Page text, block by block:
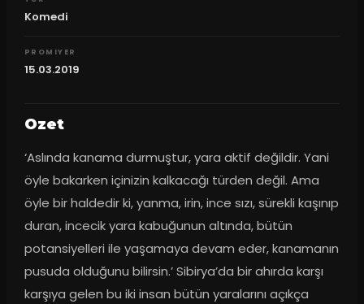
Komedi
PROMIYER
15.03.2019
Ozet
‘Aslında kanama durmuştur, yara aktif değildir. Yani
öyle bakarken içinizin kalkacağı türden değil. Ama
öyle bir haldedir ki, yanma, irin, ince sızı, sürekli kaşınıp
duran, incecik yara kabuğunun altında, bütün
potansiyelleri ile yaşamaya devam eder, kanamanın
pusuda olduğunu bilirsin.’ Sibirya’da bir ahırda karşı
karşıya gelen bu iki insan bütün yaralarını açıkça